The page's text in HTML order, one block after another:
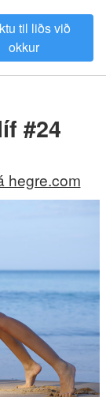
til liðs við
okkur
#24
hegre.com